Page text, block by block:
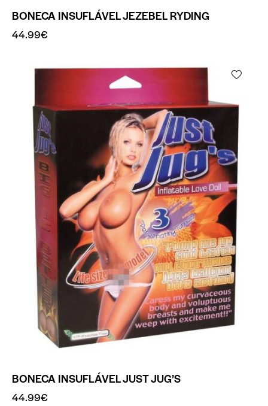
BONECA INSUFLÁVEL JEZEBEL RYDING
44.99€
BONECA INSUFLÁVEL JUST JUG’S
44.99€